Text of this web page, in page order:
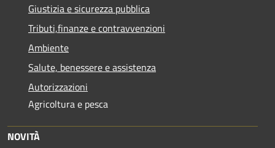
Giustizia e sicurezza pubblica
Tributi,finanze e contravvenzioni
Ambiente
Salute, benessere e assistenza
Autorizzazioni
Agricoltura e pesca
NOVITÀ